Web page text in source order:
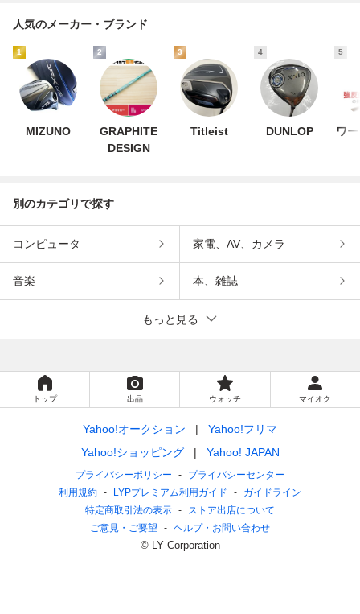
人気のメーカー・ブランド
1
MIZUNO
2
GRAPHITE
DESIGN
3
Titleist
4
DUNLOP
5
ワ
別のカテゴリで探す
コンピュータ 家電、AV、カメラ
音楽 本、雑誌
もっと見る
トップ 出品 ウォッチ マイオク
Yahoo!オークション
Yahoo!フリマ
Yahoo!ショッピング
Yahoo! JAPAN
プライバシーポリシー
プライバシーセンター
利用規約
LYPプレミアム利用ガイド
ガイドライン
特定商取引法の表示
ストア出店について
ご意見・ご要望
ヘルプ・お問い合わせ
© LY Corporation